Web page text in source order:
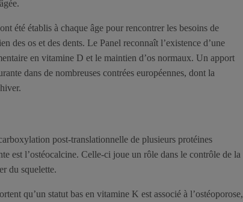
été établis à chaque âge pour rencontrer les besoins de
des os et des dents. Le Panel reconnaît l’existence d’une
en vitamine D et le maintien d’os normaux. Un apport
dans de nombreuses contrées européennes, dont la
post-translationnelle de plusieurs protéines
est l’ostéocalcine. Celle-ci joue un rôle dans le contrôle de la
du squelette.
qu’un statut bas en vitamine K est associé à l’ostéoporose,